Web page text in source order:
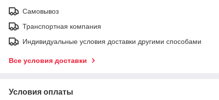
Самовывоз
Транспортная компания
Индивидуальные условия доставки другими способами
Все условия доставки
Условия оплаты